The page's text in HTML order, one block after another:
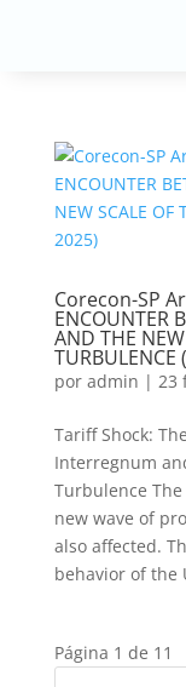
Corecon-SP
ENCOUNTER
AND THE
por admin | 23
Tariff Shock:
Interregnum
Turbulence
new wave of
also affected.
behavior of the
Página 1 de 1 1